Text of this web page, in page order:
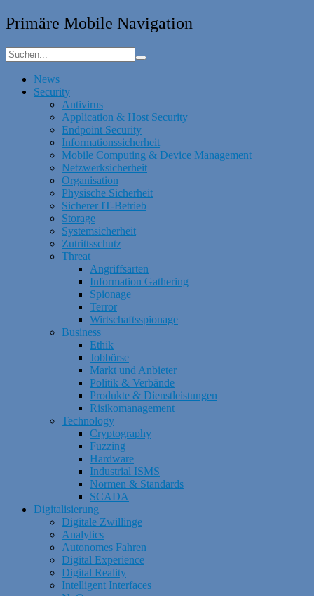
Primäre Mobile Navigation
News
Security
Antivirus
Application & Host Security
Endpoint Security
Informationssicherheit
Mobile Computing & Device Management
Netzwerksicherheit
Organisation
Physische Sicherheit
Sicherer IT-Betrieb
Storage
Systemsicherheit
Zutrittsschutz
Threat
Angriffsarten
Information Gathering
Spionage
Terror
Wirtschaftsspionage
Business
Ethik
Jobbörse
Markt und Anbieter
Politik & Verbände
Produkte & Dienstleistungen
Risikomanagement
Technology
Cryptography
Fuzzing
Hardware
Industrial ISMS
Normen & Standards
SCADA
Digitalisierung
Digitale Zwillinge
Analytics
Autonomes Fahren
Digital Experience
Digital Reality
Intelligent Interfaces